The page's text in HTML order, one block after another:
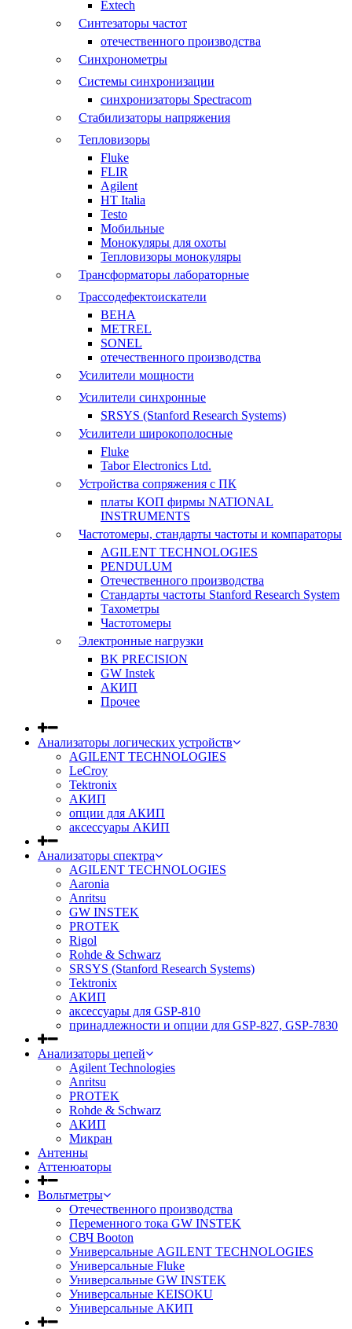
Extech
Синтезаторы частот
отечественного производства
Синхронометры
Системы синхронизации
синхронизаторы Spectracom
Стабилизаторы напряжения
Тепловизоры
Fluke
FLIR
Agilent
HT Italia
Testo
Мобильные
Монокуляры для охоты
Тепловизоры монокуляры
Трансформаторы лабораторные
Трассодефектоискатели
BEHA
METREL
SONEL
отечественного производства
Усилители мощности
Усилители синхронные
SRSYS (Stanford Research Systems)
Усилители широкополосные
Fluke
Tabor Electronics Ltd.
Устройства сопряжения с ПК
платы КОП фирмы NATIONAL
INSTRUMENTS
Частотомеры, стандарты частоты и компараторы
AGILENT TECHNOLOGIES
PENDULUM
Отечественного производства
Стандарты частоты Stanford Research System
Тахометры
Частотомеры
Электронные нагрузки
BK PRECISION
GW Instek
АКИП
Прочее
Анализаторы логических устройств
AGILENT TECHNOLOGIES
LeCroy
Tektronix
АКИП
опции для АКИП
аксессуары АКИП
Анализаторы спектра
AGILENT TECHNOLOGIES
Aaronia
Anritsu
GW INSTEK
PROTEK
Rigol
Rohde & Schwarz
SRSYS (Stanford Research Systems)
Tektronix
АКИП
аксессуары для GSP-810
принадлежности и опции для GSP-827, GSP-7830
Анализаторы цепей
Agilent Technologies
Anritsu
PROTEK
Rohde & Schwarz
АКИП
Микран
Антенны
Аттенюаторы
Вольтметры
Отечественного производства
Переменного тока GW INSTEK
СВЧ Booton
Универсальные AGILENT TECHNOLOGIES
Универсальные Fluke
Универсальные GW INSTEK
Универсальные KEISOKU
Универсальные АКИП